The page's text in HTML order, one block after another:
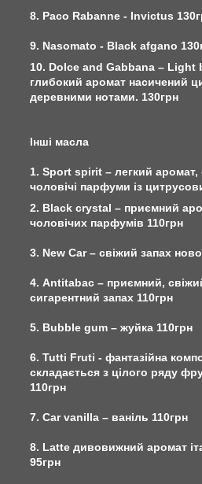
8. Paco Rabanne - Invictus
9. Nasomato - Black afgano
10. Dolce and Gabbana – Light
глибокий аромат насичений
деревними нотами. 130грн
Інші масла
1. Sport spirit – легкий аромат,
чоловічі парфуми із
2. Black crystal – приємний
чоловічих парфумів 110грн
3. New Car – свіжий запах
4. Antitabac – приємний,
сигарентний запах 110грн
5. Bubble gum – жуйка 110грн
6. Tutti Fruti - фантазійна
складається з цілого ряду
110грн
7. Car vanilla – ваніль 110грн
8. Latte дивовижний аромат
95грн